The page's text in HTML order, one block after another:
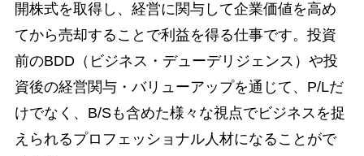
開株式を取得し、経営に関与して企業価値を高め
てから売却することで利益を得る仕事です。投資
前のBDD（ビジネス・デューデリジェンス）や投
資後の経営関与・バリューアップを通じて、P/Lだ
けでなく、B/Sも含めた様々な視点でビジネスを捉
えられるプロフェッショナル人材になることがで